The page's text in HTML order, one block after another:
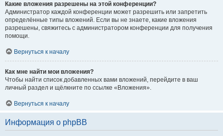
Какие вложения разрешены на этой конференции?
Администратор каждой конференции может разрешить или запретить
определённые типы вложений. Если вы не знаете, какие вложения
разрешены, свяжитесь с администратором конференции для получения
помощи.
Вернуться к началу
Как мне найти мои вложения?
Чтобы найти список добавленных вами вложений, перейдите в ваш
личный раздел и щёлкните по ссылке «Вложения».
Вернуться к началу
Информация о phpBB